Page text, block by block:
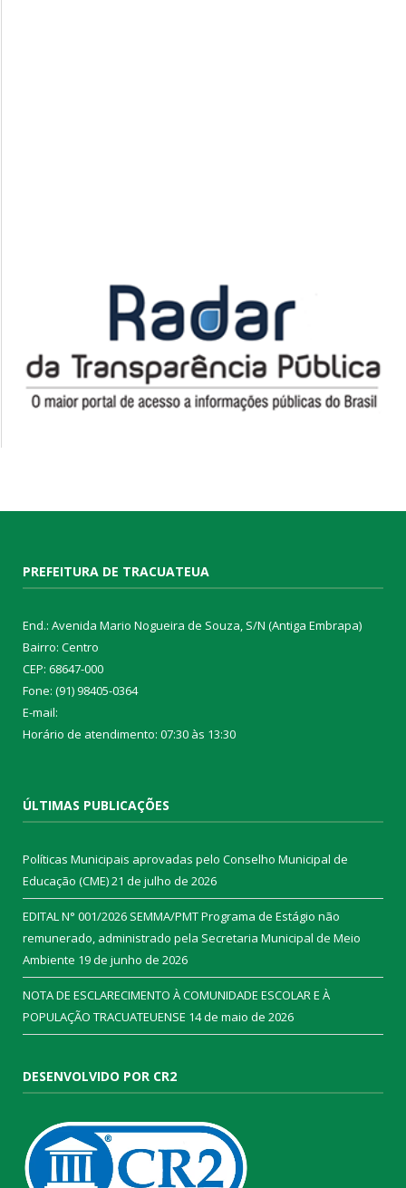
PREFEITURA DE TRACUATEUA
End.: Avenida Mario Nogueira de Souza, S/N (Antiga Embrapa)
Bairro: Centro
CEP: 68647-000
Fone: (91) 98405-0364
E-mail:
Horário de atendimento: 07:30 às 13:30
ÚLTIMAS PUBLICAÇÕES
Políticas Municipais aprovadas pelo Conselho Municipal de
Educação (CME)21 de julho de 2026
EDITAL N° 001/2026 SEMMA/PMT Programa de Estágio não
remunerado, administrado pela Secretaria Municipal de Meio
Ambiente 19 de junho de 2026
NOTA DE ESCLARECIMENTO À COMUNIDADE ESCOLAR E À
POPULAÇÃO TRACUATEUENSE 14 de maio de 2026
DESENVOLVIDO POR CR2